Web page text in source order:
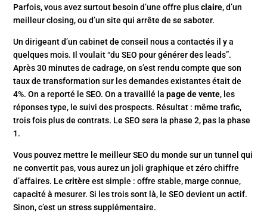
Parfois, vous avez surtout besoin d’une offre plusclaire, d’un
meilleur closing, ou d’un site qui arrête de se saboter.
Un dirigeant d’un cabinet de conseil nous a contactés il y a
quelques mois. Il voulait “du SEO pour générer des leads”.
Après 30 minutes de cadrage, on s’est rendu compte que son
taux de transformation sur les demandes existantes était de
4%. On a reporté le SEO. On a travaillé lapage de vente, les
réponses type, le suivi des prospects. Résultat : même trafic,
trois fois plus de contrats. Le SEO sera la phase 2, pas la phase
1.
Vous pouvez mettre le meilleur SEO du monde sur un tunnel qui
ne convertit pas, vous aurez un joli graphique et zéro chiffre
d’affaires. Lecritèreest simple : offre stable, marge connue,
capacité à mesurer. Si les trois sont là, le SEO devient un actif.
Sinon, c’est un stress supplémentaire.